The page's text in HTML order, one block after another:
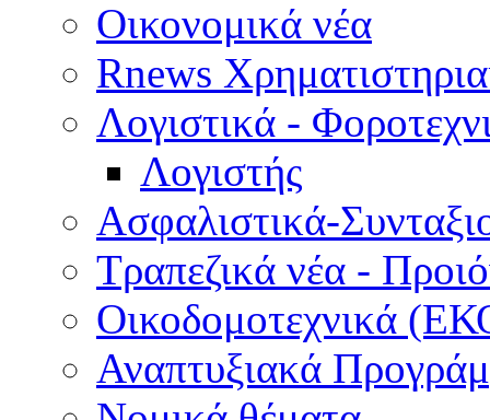
Οικονομικά νέα
Rnews
Λογιστικά -
Λογιστής
Ασφαλιστικά-
Τραπεζικά νέα -
Οικοδομοτεχνικά
Αναπτυξιακά